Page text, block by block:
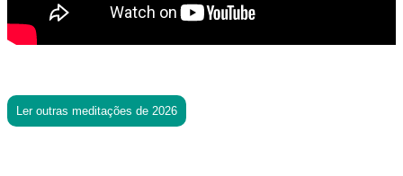
Ler outras meditações de 2026